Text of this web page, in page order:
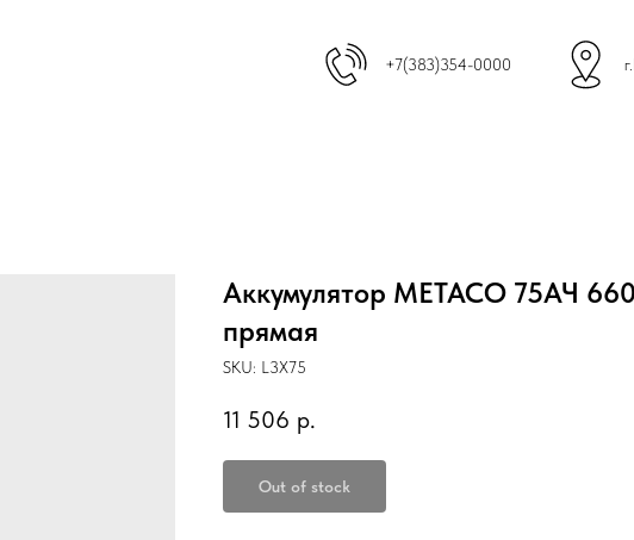
+7(383)354-0000
Аккумулятор METACO 75АЧ
прямая
SKU: L3X75
11 506 р.
Out of stock